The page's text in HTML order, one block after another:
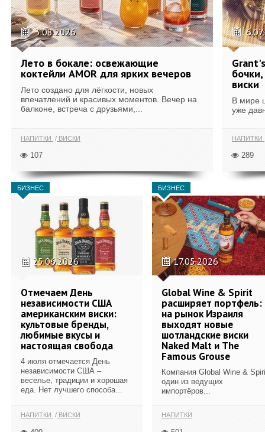
3.08.2026
Лето в бокале: освежающие
коктейли AMOR для ярких вечеров
Лето создано для лёгкости, новых
впечатлений и красивых моментов. Вечер на
балконе, встреча с друзьями,...
НАПИТКИ ВИСКИ
107
виски
В мире
уже
НАПИТКИ
289
БИЗНЕС
25.06.2026
Отмечаем День
независимости США
американским виски:
культовые бренды,
любимые вкусы и
настоящая свобода
4 июля отмечается День
независимости США –
веселье, традиции и хорошая
еда. Нет лучшего способа...
НАПИТКИ ВИСКИ
БИЗНЕС
17.05.2026
Global Wine & Spirit
расширяет портфель:
на рынок Израиля
выходят новые
шотландские виски
Naked Malt и The
Famous Grouse
Компания Global Wine &
один из ведущих
импортёров...
НАПИТКИ